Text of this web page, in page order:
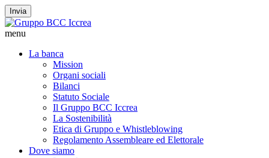
Invia
menu
La banca
Mission
Organi sociali
Bilanci
Statuto Sociale
Il Gruppo BCC Iccrea
La Sostenibilità
Etica di Gruppo e Whistleblowing
Regolamento Assembleare ed Elettorale
Dove siamo